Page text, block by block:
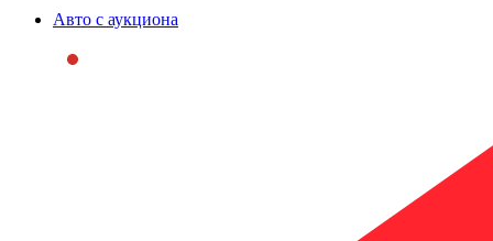
Авто с аукциона